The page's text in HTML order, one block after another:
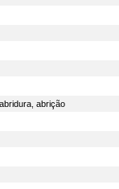
abridura abrição